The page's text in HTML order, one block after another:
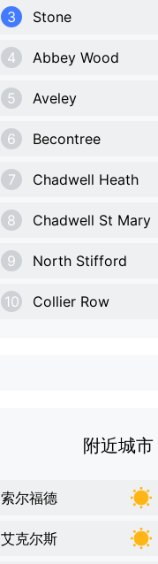
3 Stone
4 Abbey Wood
5 Aveley
6 Becontree
7 Chadwell Heath
8 Chadwell St Mary
9 North Stifford
10 Collier Row
附近城市
索尔福德
艾克尔斯